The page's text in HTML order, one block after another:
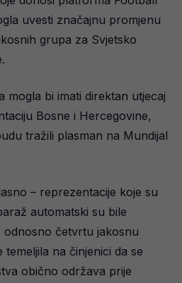
uvesti značajnu promjenu
grupa za Svjetsko
mogla bi imati direktan utjecaj
Bosne i Hercegovine,
tražili plasman na Mundijal
– reprezentacije koje su
automatski su bile
odnosno četvrtu jakosnu
na činjenici da se
obično održava prije